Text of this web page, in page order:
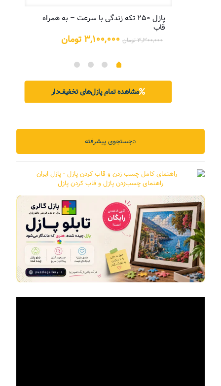
پازل ۲۵۰ تکه زندگی با سرعت – به همراه
قاب
۳,۳۰۰,۰۰۰تومان قیمت
بود.
۳,۱۰۰,۰۰۰ تومان
مشاهده تمام پازل‌های تخفیف‌دار
جستجوی پیشرفته⌕
راهنمای چسب‌زدن پازل و قاب کردن پازل